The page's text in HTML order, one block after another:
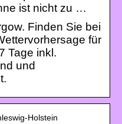
ist nicht zu …
Finden Sie bei
für
Tage inkl.
und
Holstein